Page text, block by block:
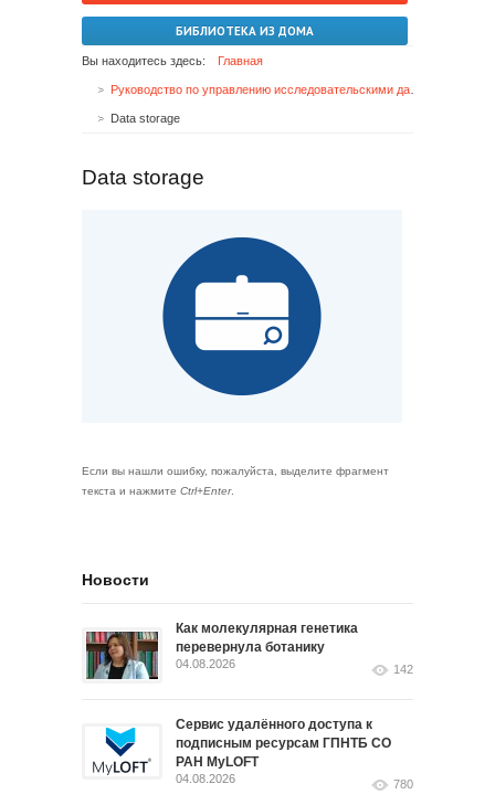
БИБЛИОТЕКА ИЗ ДОМА
Вы находитесь здесь: Главная
Data storage
Data storage
Если вы нашли ошибку, пожалуйста, выделите фрагмент
текста и нажмите Ctrl+Enter.
Новости
Как молекулярная генетика
перевернула ботанику
04.08.2026 142
Сервис удалённого доступа к
подписным ресурсам ГПНТБ СО
РАН MyLOFT
04.08.2026 780